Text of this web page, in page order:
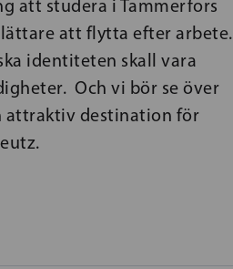
att studera i Tammerfors
lättare att flytta efter arbete.
identiteten skall vara
Och vi bör se över
attraktiv destination för